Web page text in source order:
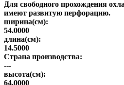
Для свободного прохождения
имеют развитую перфорацию.
ширина(см):
54.0000
длина(см):
14.5000
Страна производства:
---
высота(см):
64.0000